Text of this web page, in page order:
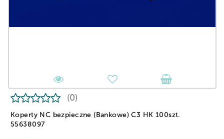
Koperty NC bezpieczne (Bankowe) C3 HK 100szt.
55638097
(0)